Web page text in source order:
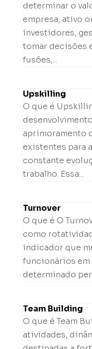
determinar o
empresa, ativo
investidores,
tomar decisões
fusões,...
Upskilling
O que é
aprimoramento
existentes para
constante
trabalho. Essa...
Turnover
O que é O
como
indicador que
funcionários em
determinado
Team Building
O que é Team
atividades,